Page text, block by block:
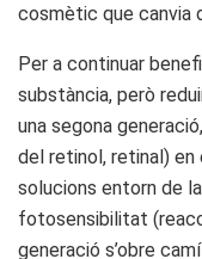
cosmètic que canvia
Per a continuar
substància, però
una segona
del retinol, retinal) en
solucions entorn de
fotosensibilitat
generació s’obre